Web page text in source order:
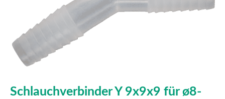
Schlauchverbinder Y 9x9x9 für ø8-